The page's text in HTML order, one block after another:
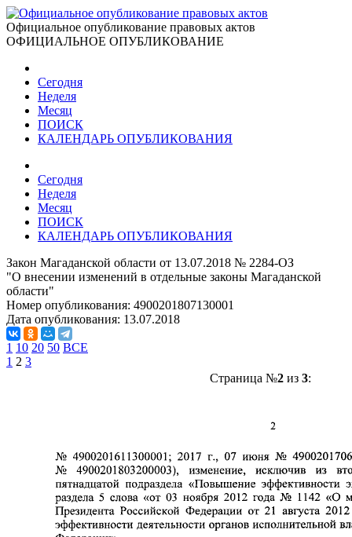
Официальное опубликование правовых актов
ОФИЦИАЛЬНОЕ ОПУБЛИКОВАНИЕ
Сегодня
Неделя
Месяц
ПОИСК
КАЛЕНДАРЬ ОПУБЛИКОВАНИЯ
Сегодня
Неделя
Месяц
ПОИСК
КАЛЕНДАРЬ ОПУБЛИКОВАНИЯ
Закон Магаданской области от 13.07.2018 № 2284-ОЗ
"О внесении изменений в отдельные законы Магаданской
области"
Номер опубликования: 4900201807130001
Дата опубликования: 13.07.2018
1 10 20 50 ВСЕ
1 2 3
Страница №2из 3: